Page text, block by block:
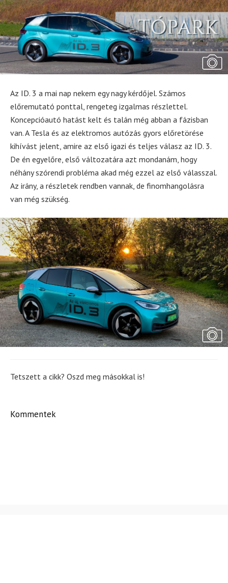
Az ID. 3 a mai nap nekem egy nagy kérdőjel. Számos
előremutató ponttal, rengeteg izgalmas részlettel.
Koncepcióautó hatást kelt és talán még abban a fázisban
van. A Tesla és az elektromos autózás gyors előretörése
kihívást jelent, amire az első igazi és teljes válasz az ID. 3.
De én egyelőre, első változatára azt mondanám, hogy
néhány szórendi probléma akad még ezzel az első válasszal.
Az irány, a részletek rendben vannak, de finomhangolásra
van még szükség.
Tetszett a cikk? Oszd meg másokkal is!
Kommentek